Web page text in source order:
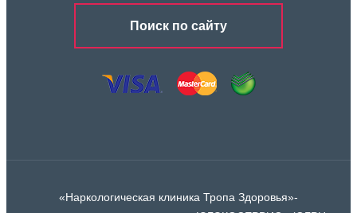
Поиск по сайту
«Наркологическая клиника Тропа Здоровья»-